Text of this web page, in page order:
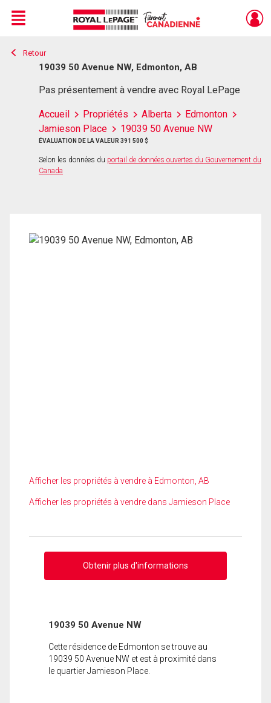
Live
En Direct
Menu
Retour
19039 50 Avenue NW, Edmonton, AB
Pas présentement à vendre avec Royal LePage
Accueil Propriétés Alberta
Edmonton
Jamieson Place
19039 50 Avenue NW
ÉVALUATION DE LA VALEUR 391 500 $
Selon les données du portail de données ouvertes du Gouvernement du
Canada
Afficher les propriétés à vendre à Edmonton, AB
Afficher les propriétés à vendre dans Jamieson Place
Obtenir plus d'informations
19039 50 Avenue NW
Cette résidence de Edmonton se trouve au
19039 50 Avenue NW et est à proximité dans
le quartier Jamieson Place.